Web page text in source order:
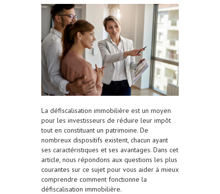
La défiscalisation immobilière est un moyen
pour les investisseurs de réduire leur impôt
tout en constituant un patrimoine. De
nombreux dispositifs existent, chacun ayant
ses caractéristiques et ses avantages. Dans cet
article, nous répondons aux questions les plus
courantes sur ce sujet pour vous aider à mieux
comprendre comment fonctionne la
défiscalisation immobilière.